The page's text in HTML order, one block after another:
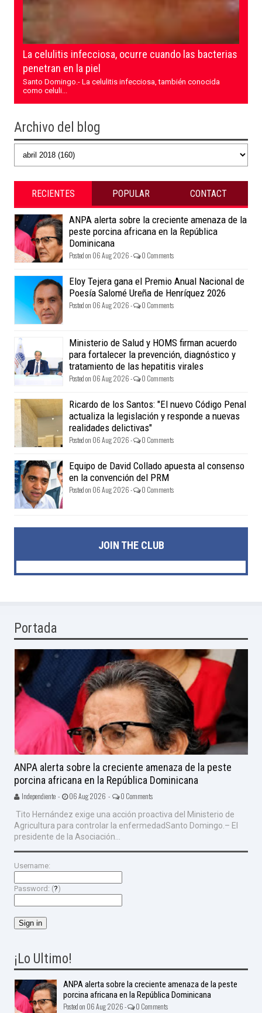
La celulitis infecciosa, ocurre cuando las bacterias
penetran en la piel
Santo Domingo.- La celulitis infecciosa, también conocida
como celuli...
Archivo del blog
RECIENTES POPULAR CONTACT
ANPA alerta sobre la creciente amenaza de la
peste porcina africana en la República
Dominicana
Posted on 06 Aug 2026 - 0 Comments
Eloy Tejera gana el Premio Anual Nacional de
Poesía Salomé Ureña de Henríquez 2026
Posted on 06 Aug 2026 - 0 Comments
Ministerio de Salud y HOMS firman acuerdo
para fortalecer la prevención, diagnóstico y
tratamiento de las hepatitis virales
Posted on 06 Aug 2026 - 0 Comments
Ricardo de los Santos: "El nuevo Código Penal
actualiza la legislación y responde a nuevas
realidades delictivas"
Posted on 06 Aug 2026 - 0 Comments
Equipo de David Collado apuesta al consenso
en la convención del PRM
Posted on 06 Aug 2026 - 0 Comments
JOIN THE CLUB
Portada
ANPA alerta sobre la creciente amenaza de la peste
porcina africana en la República Dominicana
Independiente - 06 Aug 2026 - 0 Comments
Tito Hernández exige una acción proactiva del Ministerio de
Agricultura para controlar la enfermedadSanto Domingo.– El
presidente de la Asociación...
Username:
Password: (?)
¡Lo Ultimo!
ANPA alerta sobre la creciente amenaza de la peste
porcina africana en la República Dominicana
Posted on 06 Aug 2026 - 0 Comments